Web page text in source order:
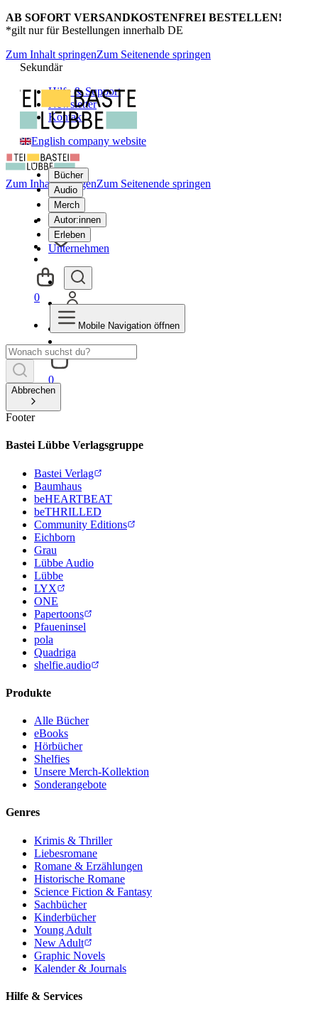
AB SOFORT VERSANDKOSTENFREI BESTELLEN!
*gilt nur für Bestellungen innerhalb DE
Zum Inhalt springenZum Seitenende springen
Sekundär
Hilfe & Support
Newsletter
Kontakt
English company website
Bücher
Audio
Merch
Autor:innen
Erleben
Unternehmen
0
Zum Inhalt springenZum Seitenende springen
0
Mobile Navigation öffnen
Abbrechen
Footer
Bastei Lübbe Verlagsgruppe
Bastei Verlag
Baumhaus
beHEARTBEAT
beTHRILLED
Community Editions
Eichborn
Grau
Lübbe Audio
Lübbe
LYX
ONE
Papertoons
Pfaueninsel
pola
Quadriga
shelfie.audio
Produkte
Alle Bücher
eBooks
Hörbücher
Shelfies
Unsere Merch-Kollektion
Sonderangebote
Genres
Krimis & Thriller
Liebesromane
Romane & Erzählungen
Historische Romane
Science Fiction & Fantasy
Sachbücher
Kinderbücher
Young Adult
New Adult
Graphic Novels
Kalender & Journals
Hilfe & Services